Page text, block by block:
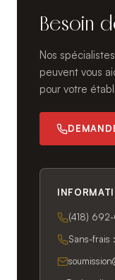
Besoin
Nos
peuvent vous
pour votre
(418)
Sans-frais :